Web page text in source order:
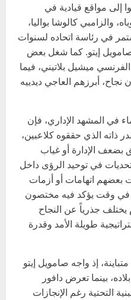
إلى مواقع قيادية في
والزامبي كالوشا بواليا،
في رئاسة اتحاده لسنوات
إيتو. كما شغل بعض
ميشيل بلاتيني، فيما
أبرزهم العاجي ديدييه
في المشهد الإداري، فإن
ذاته الذي حققوه كلاعبين،
بضعف الإدارة أو غياب
تحديات في توحيد الرؤى داخل
بعضهم اتهامات أو أزمات
في وقت يؤكد فيه مختصون
يختلف جذرياً عن النجاح
طويلة الأمد وقدرة
إذ واجه صامويل إيتو
بينما تعرض دافور
التحتية رغم الإنجازات